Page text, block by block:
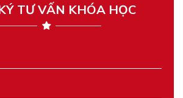
TƯ VẤN KHÓA HỌC